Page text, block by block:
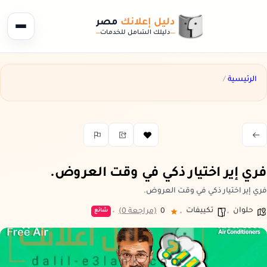
دليل إعلانكمصر
دليلك الشامل للخدمات
الرئيسية/
إير اختيار ذكي في وقت العروض.
إير اختيار ذكي في وقت العروض.
حلوان تكييفات 0 (مراجعة 0) شائع